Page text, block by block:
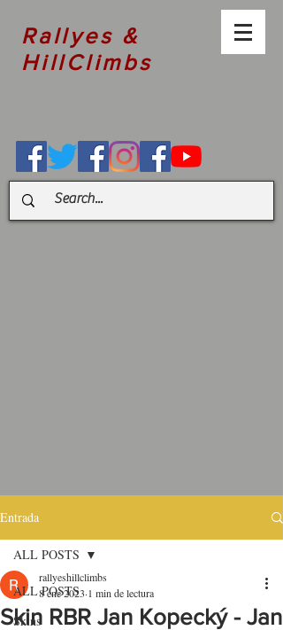
Rallyes &
HillClimbs
Entrada
ALL POSTS
Skins
ALL POSTS
Skin RBR Jan Kopecký - Jan
rallyeshillclimbs
8 ene 2023 1 min de lectura